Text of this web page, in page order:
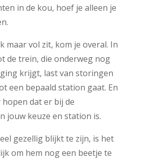
in de kou, hoef je alleen je
maar vol zit, kom je overal. In
de trein, die onderweg nog
krijgt, last van storingen
een bepaald station gaat. En
dat er bij de
jouw keuze en station is.
gezellig blijkt te zijn, is het
om hem nog een beetje te